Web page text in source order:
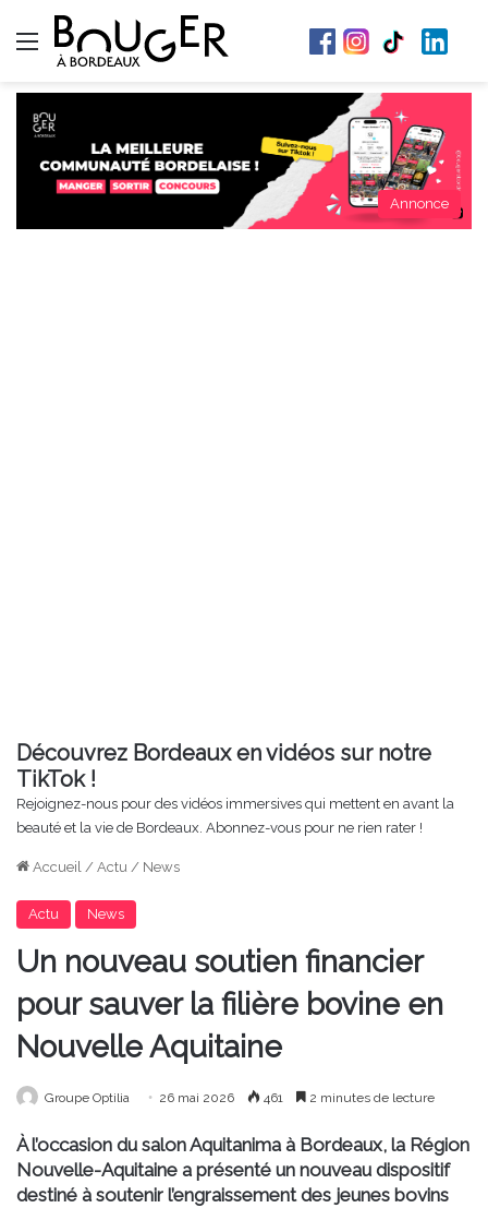
Menu
Annonce
Découvrez Bordeaux en vidéos sur notre
TikTok !
Rejoignez-nous pour des vidéos immersives qui mettent en avant la
beauté et la vie de Bordeaux. Abonnez-vous pour ne rien rater !
Accueil / Actu / News
Actu News
Un nouveau soutien financier
pour sauver la filière bovine en
Nouvelle Aquitaine
Groupe Optilia 26 mai 2026 461 2 minutes de lecture
À l’occasion du salon Aquitanima à Bordeaux, la Région
Nouvelle-Aquitaine a présenté un nouveau dispositif
destiné à soutenir l’engraissement des jeunes bovins